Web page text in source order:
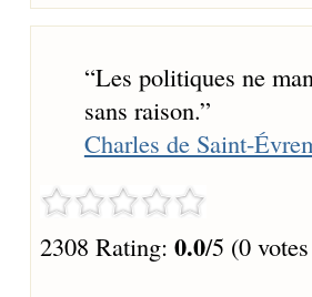
“Les politiques ne
sans raison.”
Charles de Saint-
2308 Rating: 0.0/5 (0